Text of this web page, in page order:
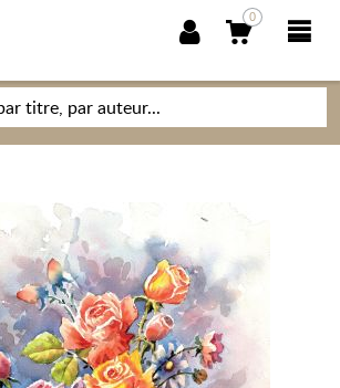
0
NOUVEAUTÉS
PUBLIBOOK
DES ÉCRIVAINS
ET SAVOIRS
MON PETIT ÉDITEUR